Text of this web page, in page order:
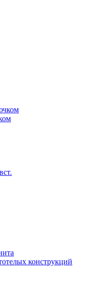
конструкций